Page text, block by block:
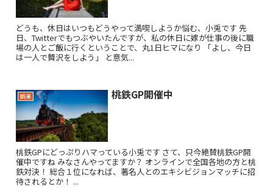
どうも、休日はいつもどうやって満喫しようか悩む、小兎です 先
日、Twitterでもつぶやいたんですが、私の休日に嫁が仕事の後に職
場の人とご飯に行くということで、丸1日ヒマになり 「よし、今日
は一人で贅沢をしよう」 と意気...
娯楽 桃鉄GP開催中
桃鉄GPにどっぷりハマっている小兎です さて、只今絶賛桃鉄GP開
催中ですね みなさんやってますか？ オンラインで全国各地の方と桃
鉄対決！ 総合１位になれば、著名人とのエキシビジョンマッチに招
待されるとか！ ...